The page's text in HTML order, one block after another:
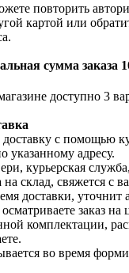
повторить
картой или
сумма заказа
доступно 3
доставку с помощью
указанному адресу.
курьерская
на склад, свяжется с
доставки, уточнит
заказ на
комплектации,
во время